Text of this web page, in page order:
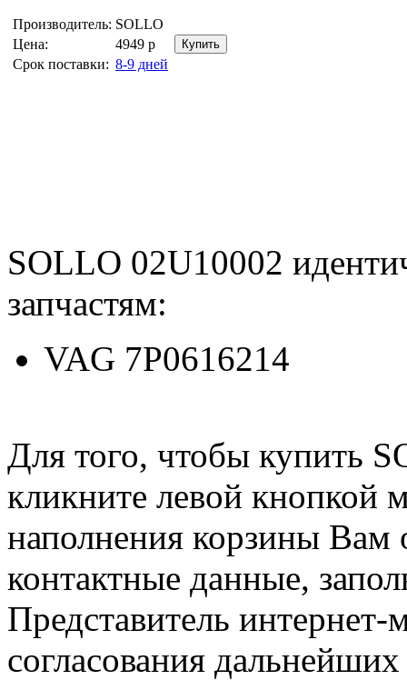
Производитель: SOLLO
Цена:
4949 р
Срок поставки: 8-9 дней
SOLLO 02U10002
запчастям:
VAG 7P0616214
Для того, чтобы купить
кликните левой
наполнения корзины Вам
контактные данные,
Представитель
согласования